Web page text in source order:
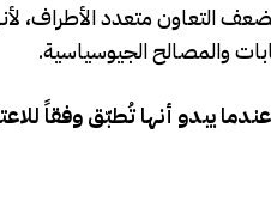
التعاون متعدد الأطراف،
والمصالح الجيوسياسية.
يبدو أنها تُطبّق وفقاً